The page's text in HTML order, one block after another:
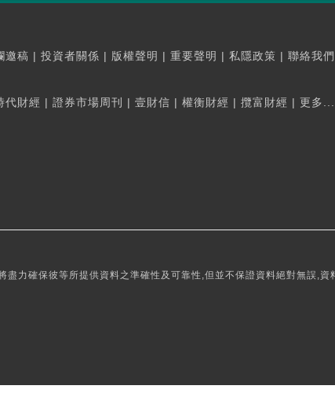
邀稿 | 投資者關係 | 版權聲明 | 重要聲明 | 私隱政策 | 聯絡我們
代財經 | 證券市場周刊 | 壹財信 | 權衡財經 | 攬富財經 | 更多...
盡力確保彼等所提供資料之準確性及可靠性,但並不保證資料絕對無誤,資